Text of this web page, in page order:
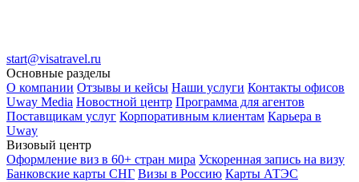
start@visatravel.ru
Основные разделы
О компании Отзывы и кейсы Наши услуги Контакты офисов
Uway Media Новостной центр Программа для агентов
Поставщикам услуг Корпоративным клиентам Карьера в
Uway
Визовый центр
Оформление виз в 60+ стран мира Ускоренная запись на визу
Банковские карты СНГ Визы в Россию Карты АТЭС